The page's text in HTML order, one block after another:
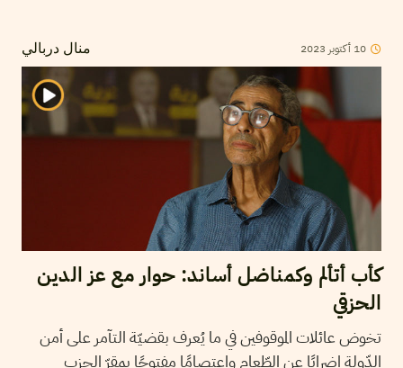
منال دربالي 10 أكتوبر 2023
كأب أتألم وكمناضل أساند: حوار مع عز الدين
الحزقي
تخوض عائلات الموقوفين في ما يُعرف بقضيّة التآمر على أمن
الدّولة إضرابًا عن الطّعام واعتصامًا مفتوحًا بمقرّ الحزب